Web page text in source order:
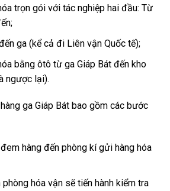
trọn gói với tác nghiệp hai đầu: Từ
ga (kể cả đi Liên vận Quốc tế);
bằng ôtô từ ga Giáp Bát đến kho
ngược lại).
ga Giáp Bát bao gồm các bước
hàng đến phòng kí gửi hàng hóa
hóa vận sẽ tiến hành kiểm tra